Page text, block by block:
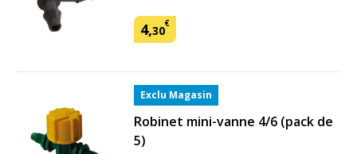
4,30€
Exclu Magasin
Robinet mini-vanne 4/6 (pack de
5)